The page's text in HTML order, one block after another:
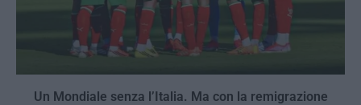
Un Mondiale senza l’Italia. Ma con la remigrazione